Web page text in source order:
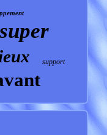
super
support